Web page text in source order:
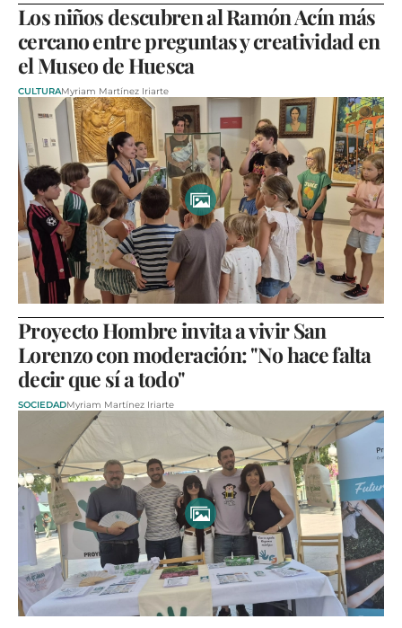
Los niños descubren al Ramón Acín más
cercano entre preguntas y creatividad en
el Museo de Huesca
CULTURAMyriam Martínez Iriarte
Proyecto Hombre invita a vivir San
Lorenzo con moderación: "No hace falta
decir que sí a todo"
SOCIEDADMyriam Martínez Iriarte